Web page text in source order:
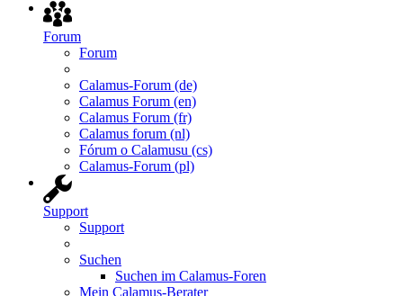
Forum
Forum
Calamus-Forum (de)
Calamus Forum (en)
Calamus Forum (fr)
Calamus forum (nl)
Fórum o Calamusu (cs)
Calamus-Forum (pl)
Support
Support
Suchen
Suchen im Calamus-Foren
Mein Calamus-Berater